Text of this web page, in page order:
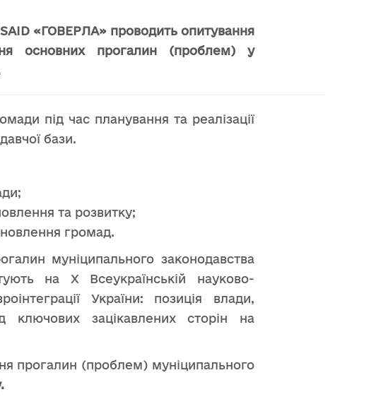
«ГОВЕРЛА» проводить опитування
основних прогалин (проблем) у
під час планування та реалізації
бази.
та розвитку;
громад.
муніципального законодавства
на Х Всеукраїнській науково-
України: позиція влади,
ключових зацікавлених сторін на
прогалин (проблем) муніципального